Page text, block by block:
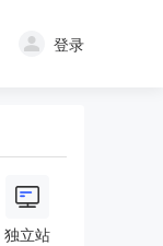
登录
独立站